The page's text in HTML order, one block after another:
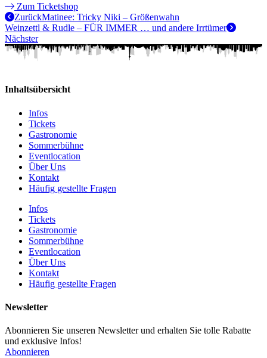
Zum Ticketshop
ZurückMatinee: Tricky Niki – Größenwahn
Weinzettl & Rudle – FÜR IMMER … und andere Irrtümer
Nächster
Inhaltsübersicht
Infos
Tickets
Gastronomie
Sommerbühne
Eventlocation
Über Uns
Kontakt
Häufig gestellte Fragen
Infos
Tickets
Gastronomie
Sommerbühne
Eventlocation
Über Uns
Kontakt
Häufig gestellte Fragen
Newsletter
Abonnieren Sie unseren Newsletter und erhalten Sie tolle Rabatte
und exklusive Infos!
Abonnieren